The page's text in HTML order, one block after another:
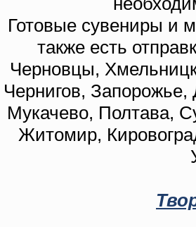
Готовые сувениры и
также есть
Черновцы,
Чернигов,
Мукачево, Полтава,
Житомир,